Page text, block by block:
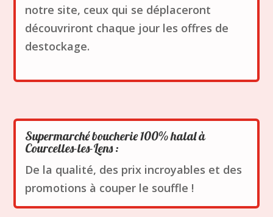
notre site, ceux qui se déplaceront
découvriront chaque jour les offres de
destockage.
Supermarché boucherie 100% halal à
Courcelles-les-Lens :
De la qualité, des prix incroyables et des
promotions à couper le souffle !